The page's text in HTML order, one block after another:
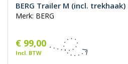
BERG Trailer M (incl. trekhaak)
Merk: BERG
€ 99,00
Incl. BTW